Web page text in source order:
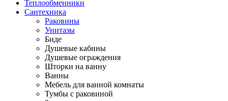
Теплообменники
Сантехника
Раковины
Унитазы
Биде
Душевые кабины
Душевые ограждения
Шторки на ванну
Ванны
Мебель для ванной комнаты
Тумбы с раковиной